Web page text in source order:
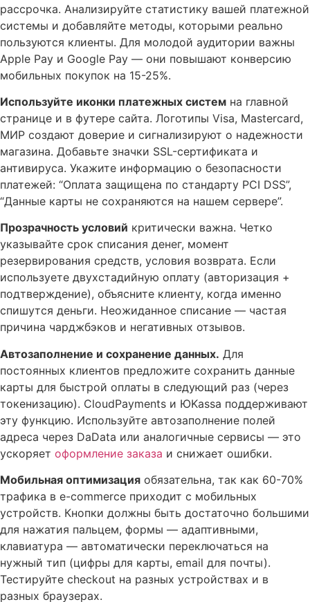
рассрочка. Анализируйте статистику вашей платежной
системы и добавляйте методы, которыми реально
пользуются клиенты. Для молодой аудитории важны
Apple Pay и Google Pay — они повышают конверсию
мобильных покупок на 15-25%.
Используйте иконки платежных систем на главной
странице и в футере сайта. Логотипы Visa, Mastercard,
МИР создают доверие и сигнализируют о надежности
магазина. Добавьте значки SSL-сертификата и
антивируса. Укажите информацию о безопасности
платежей: “Оплата защищена по стандарту PCI DSS”,
“Данные карты не сохраняются на нашем сервере”.
Прозрачность условий критически важна. Четко
указывайте срок списания денег, момент
резервирования средств, условия возврата. Если
используете двухстадийную оплату (авторизация +
подтверждение), объясните клиенту, когда именно
спишутся деньги. Неожиданное списание — частая
причина чарджбэков и негативных отзывов.
Автозаполнение и сохранение данных. Для
постоянных клиентов предложите сохранить данные
карты для быстрой оплаты в следующий раз (через
токенизацию). CloudPayments и ЮKassa поддерживают
эту функцию. Используйте автозаполнение полей
адреса через DaData или аналогичные сервисы — это
ускоряет оформление заказа и снижает ошибки.
Мобильная оптимизация обязательна, так как 60-70%
трафика в e-commerce приходит с мобильных
устройств. Кнопки должны быть достаточно большими
для нажатия пальцем, формы — адаптивными,
клавиатура — автоматически переключаться на
нужный тип (цифры для карты, email для почты).
Тестируйте checkout на разных устройствах и в
разных браузерах.